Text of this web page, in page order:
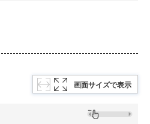
画面サイズで表示